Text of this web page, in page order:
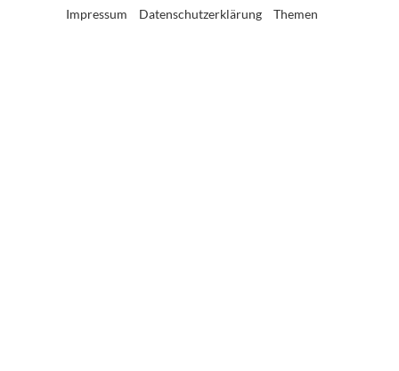
Impressum Datenschutzerklärung Themen